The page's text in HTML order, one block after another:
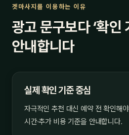
겟마사지를 이용하는 이유
광고 문구보다 ‘확인
안내합니다
실제 확인 기준 중심
자극적인 추천 대신 예약 전 확인해
시간·추가 비용 기준을 안내합니다.